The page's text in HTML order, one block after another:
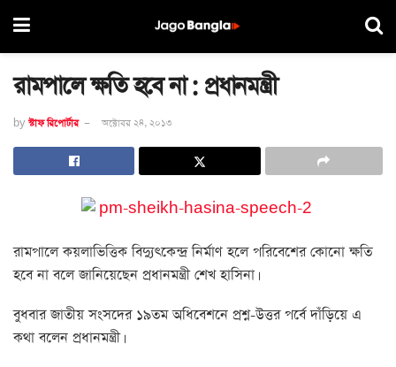
রামপালে ক্ষতি হবে না : প্রধানমন্ত্রী
by স্টাফ রিপোর্টার অক্টোবর ২৪, ২০১৩
রামপালে কয়লাভিত্তিক বিদ্যুৎকেন্দ্র নির্মাণ হলে পরিবেশের কোনো ক্ষতি
হবে না বলে জানিয়েছেন প্রধানমন্ত্রী শেখ হাসিনা।
বুধবার জাতীয় সংসদের ১৯তম অধিবেশনে প্রশ্ন-উত্তর পর্বে দাঁড়িয়ে এ
কথা বলেন প্রধানমন্ত্রী।